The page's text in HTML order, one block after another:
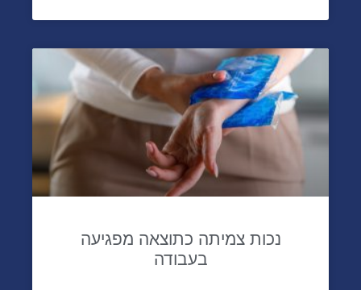
נכות צמיתה כתוצאה מפגיעה
בעבודה